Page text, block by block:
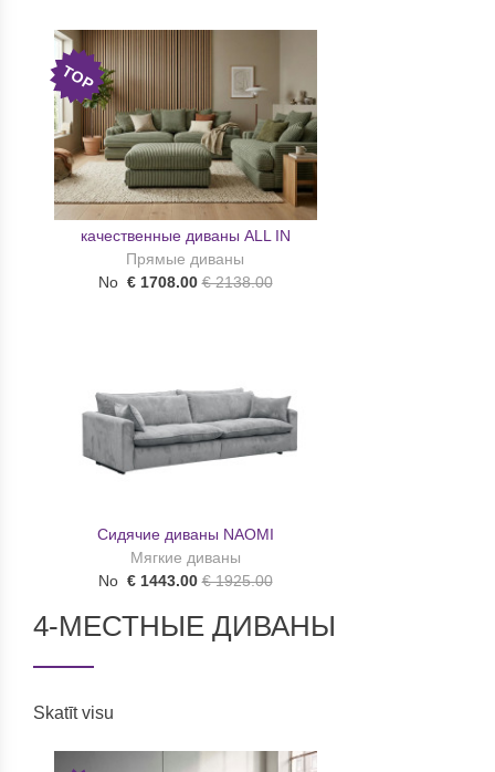
TOP
качественные диваны ALL IN
Прямые диваны
No € 1708.00 € 2138.00
Сидячие диваны NAOMI
Мягкие диваны
No € 1443.00 € 1925.00
4-МЕСТНЫЕ ДИВАНЫ
Skatīt visu